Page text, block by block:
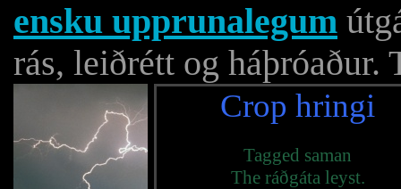
ensku upprunalegum
rás, leiðrétt og
Crop hringi
Tagged saman
The ráðgáta leyst.